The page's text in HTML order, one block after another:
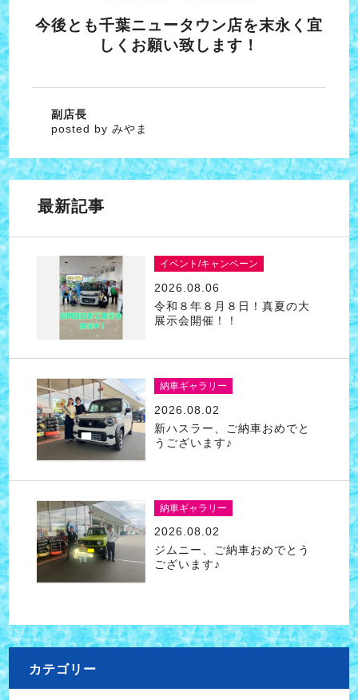
今後とも千葉ニュータウン店を末永く宜
しくお願い致します！
副店長
posted by みやま
最新記事
イベント/キャンペーン
2026.08.06
令和８年８月８日！真夏の大
展示会開催！！
納車ギャラリー
2026.08.02
新ハスラー、ご納車おめでと
うございます♪
納車ギャラリー
2026.08.02
ジムニー、ご納車おめでとう
ございます♪
カテゴリー